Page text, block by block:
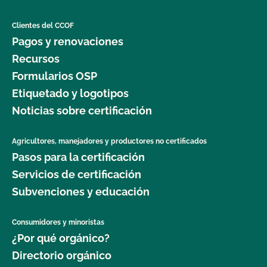
Clientes del CCOF
Pagos y renovaciones
Recursos
Formularios OSP
Etiquetado y logotipos
Noticias sobre certificación
Agricultores, manejadores y productores no certificados
Pasos para la certificación
Servicios de certificación
Subvenciones y educación
Consumidores y minoristas
¿Por qué orgánico?
Directorio orgánico